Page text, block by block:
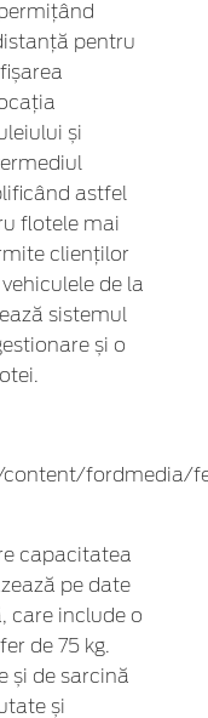
pentru
și
astfel
flotele mai
clienților
de la
sistemul
și o
fordmedia/
capacitatea
pe date
care include o
de 75 kg.
și de sarcină
și